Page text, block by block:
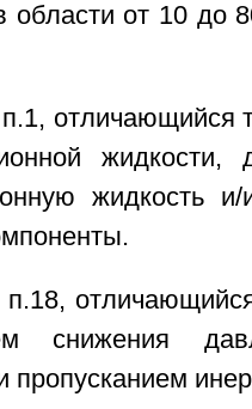
области от 10 до
отличающийся
жидкости,
жидкость
снижения